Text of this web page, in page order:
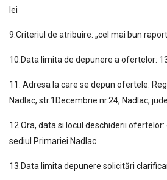
lei
9.Criteriul de atribuire: „cel mai bun
10.Data limita de depunere a ofertelor:
11. Adresa la care se depun ofertele:
Nadlac, str.1Decembrie nr.24, Nadlac,
12.Ora, data si locul deschiderii ofertelor:
sediul Primariei Nadlac
13.Data limita depunere solicitări